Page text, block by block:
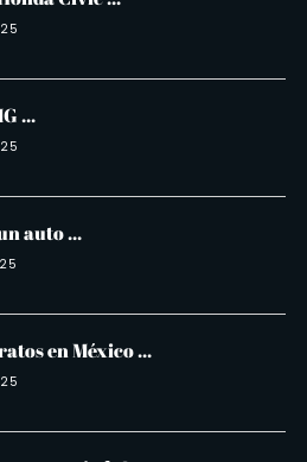
...
auto ...
en México ...